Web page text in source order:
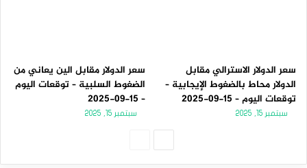
سعر الدولار الاسترالي مقابل
الدولار محاط بالضغوط الإيجابية –
توقعات اليوم – 15-09-2025
سبتمبر 15, 2025
سعر الدولار مقابل الين يعاني من
الضغوط السلبية – توقعات اليوم
– 15-09-2025
سبتمبر 15, 2025